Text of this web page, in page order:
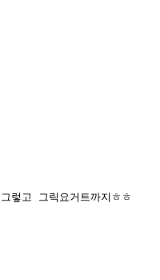
렇고 그릭요거트까지ㅎㅎ